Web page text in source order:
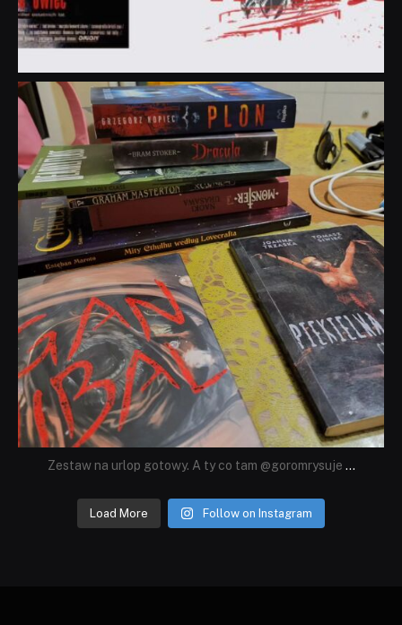
dobryhorror
Lip 31
Zestaw na urlop gotowy. A ty co tam @goromrysuje ...
Load More Follow on Instagram